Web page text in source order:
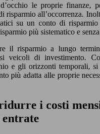
le proprie finanze,
risparmio all’occorrenza.
su un conto di
più sistematico e
il risparmio a lungo
veicoli di investimento.
e gli orizzonti temporali, si
più adatta alle proprie
i costi